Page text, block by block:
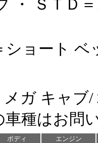
・ ＳＴＤ
ショート
ガ キャブ
種はお問
ボディ
エンジン